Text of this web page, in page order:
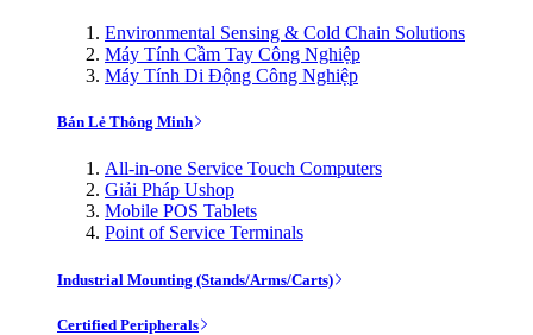
Environmental Sensing & Cold Chain Solutions
Máy Tính Cầm Tay Công Nghiệp
Máy Tính Di Động Công Nghiệp
Bán Lẻ Thông Minh
All-in-one Service Touch Computers
Giải Pháp Ushop
Mobile POS Tablets
Point of Service Terminals
Industrial Mounting (Stands/Arms/Carts)
Certified Peripherals